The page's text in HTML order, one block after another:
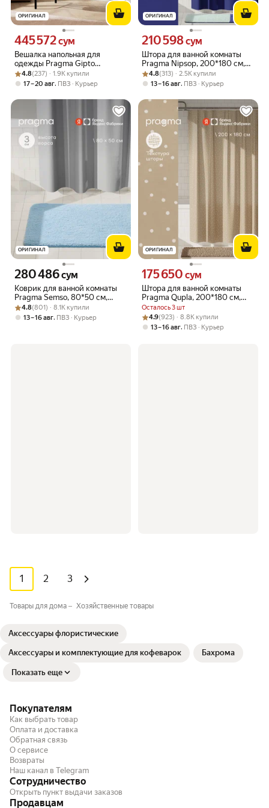
ОРИГИНАЛ
Вешалка напольная для
одежды Pragma Gipto
110x54x150 см, чёрный
Цена 445572 сум вместо
445 572сум
Рейтинг товара: 4.8 из 5
Оценок: (237) · 1.9K купили
4.8(237) · 1.9K купили
17 – 20 авг, ПВЗ Курьер
ОРИГИНАЛ
Штора для ванной комнаты
Pragma Nipsop, 200*180 см,
ирисово-голубой, NIP8.
TCBB.003
Цена 210598 сум вместо
210 598сум
Рейтинг товара: 4.8 из 5
Оценок: (313) · 2.5K купили
4.8(313) · 2.5K купили
13 – 16 авг, ПВЗ Курьер
ОРИГИНАЛ
Коврик для ванной комнаты
Pragma Semso, 80*50 см,
воздушно-голубои, SEM8.
TMMB.036
Цена 280486 сум вместо
280 486сум
Рейтинг товара: 4.8 из 5
Оценок: (801) · 8.1K купили
4.8(801) · 8.1K купили
13 – 16 авг, ПВЗ Курьер
ОРИГИНАЛ
Штора для ванной комнаты
Pragma Qupla, 200*180 см,
песочно-бежевый, QPL8.
TCDB.049
Осталось 3 шт
Цена 175650 сум вместо
175 650 сум
Рейтинг товара: 4.9 из 5
Оценок: (923) · 8.8K купили
4.9(923) · 8.8K купили
13 – 16 авг, ПВЗ Курьер
1 2 3
Товары для дома Хозяйственные товары
Аксессуары флористические
Аксессуары и комплектующие для кофеварок Бахрома
Показать еще
Покупателям
Как выбрать товар
Оплата и доставка
Обратная связь
О сервисе
Возвраты
Наш канал в Telegram
Сотрудничество
Открыть пункт выдачи заказов
Продавцам